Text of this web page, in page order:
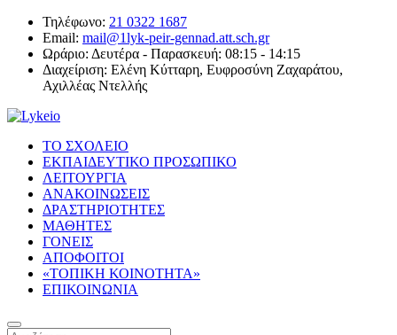
Τηλέφωνο: 21 0322 1687
Email: mail@1lyk-peir-gennad.att.sch.gr
Ωράριο: Δευτέρα - Παρασκευή: 08:15 - 14:15
Διαχείριση: Ελένη Κύτταρη, Ευφροσύνη Ζαχαράτου,
Αχιλλέας Ντελλής
ΤΟ ΣΧΟΛΕΙΟ
ΕΚΠΑΙΔΕΥΤΙΚΟ ΠΡΟΣΩΠΙΚΟ
ΛΕΙΤΟΥΡΓΙΑ
ΑΝΑΚΟΙΝΩΣΕΙΣ
ΔΡΑΣΤΗΡΙΟΤΗΤΕΣ
ΜΑΘΗΤΕΣ
ΓΟΝΕΙΣ
ΑΠΟΦΟΙΤΟΙ
«ΤΟΠΙΚΗ ΚΟΙΝΟΤΗΤΑ»
ΕΠΙΚΟΙΝΩΝΙΑ